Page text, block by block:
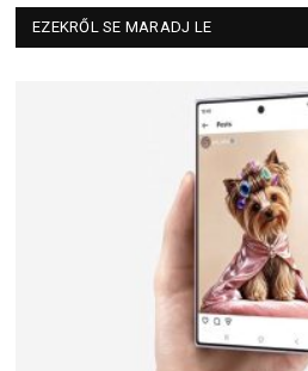
EZEKRŐL SE MARADJ LE